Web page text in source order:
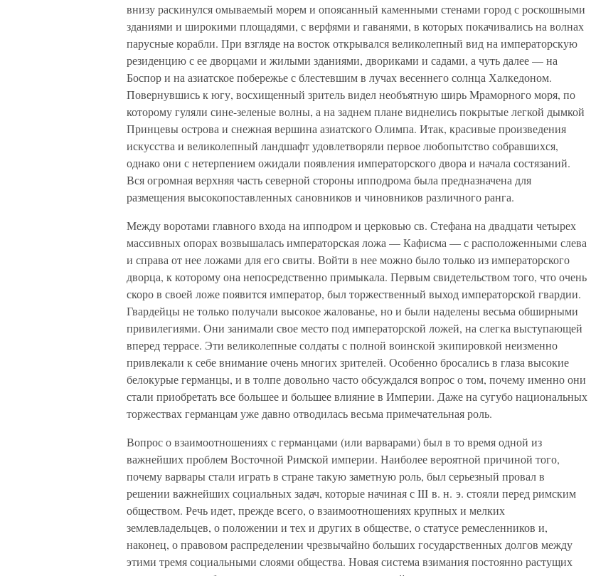
внизу раскинулся омываемый морем и опоясанный каменными стенами город с роскошными
зданиями и широкими площадями, с верфями и гаванями, в которых покачивались на волнах
парусные корабли. При взгляде на восток открывался великолепный вид на императорскую
резиденцию с ее дворцами и жилыми зданиями, двориками и садами, а чуть далее — на
Боспор и на азиатское побережье с блестевшим в лучах весеннего солнца Халкедоном.
Повернувшись к югу, восхищенный зритель видел необъятную ширь Мраморного моря, по
которому гуляли сине-зеленые волны, а на заднем плане виднелись покрытые легкой дымкой
Принцевы острова и снежная вершина азиатского Олимпа. Итак, красивые произведения
искусства и великолепный ландшафт удовлетворяли первое любопытство собравшихся,
однако они с нетерпением ожидали появления императорского двора и начала состязаний.
Вся огромная верхняя часть северной стороны ипподрома была предназначена для
размещения высокопоставленных сановников и чиновников различного ранга.
Между воротами главного входа на ипподром и церковью св. Стефана на двадцати четырех
массивных опорах возвышалась императорская ложа — Кафисма — с расположенными слева
и справа от нее ложами для его свиты. Войти в нее можно было только из императорского
дворца, к которому она непосредственно примыкала. Первым свидетельством того, что очень
скоро в своей ложе появится император, был торжественный выход императорской гвардии.
Гвардейцы не только получали высокое жалованье, но и были наделены весьма обширными
привилегиями. Они занимали свое место под императорской ложей, на слегка выступающей
вперед террасе. Эти великолепные солдаты с полной воинской экипировкой неизменно
привлекали к себе внимание очень многих зрителей. Особенно бросались в глаза высокие
белокурые германцы, и в толпе довольно часто обсуждался вопрос о том, почему именно они
стали приобретать все большее и большее влияние в Империи. Даже на сугубо национальных
торжествах германцам уже давно отводилась весьма примечательная роль.
Вопрос о взаимоотношениях с германцами (или варварами) был в то время одной из
важнейших проблем Восточной Римской империи. Наиболее вероятной причиной того,
почему варвары стали играть в стране такую заметную роль, был серьезный провал в
решении важнейших социальных задач, которые начиная с III в. н. э. стояли перед римским
обществом. Речь идет, прежде всего, о взаимоотношениях крупных и мелких
землевладельцев, о положении и тех и других в обществе, о статусе ремесленников и,
наконец, о правовом распределении чрезвычайно больших государственных долгов между
этими тремя социальными слоями общества. Новая система взимания постоянно растущих